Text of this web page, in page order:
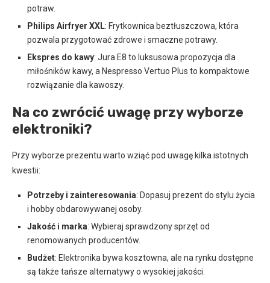
potraw.
Philips Airfryer XXL: Frytkownica beztłuszczowa, która
pozwala przygotować zdrowe i smaczne potrawy.
Ekspres do kawy: Jura E8 to luksusowa propozycja dla
miłośników kawy, a Nespresso Vertuo Plus to kompaktowe
rozwiązanie dla kawoszy.
Na co zwrócić uwagę przy wyborze
elektroniki?
Przy wyborze prezentu warto wziąć pod uwagę kilka istotnych
kwestii:
Potrzeby i zainteresowania: Dopasuj prezent do stylu życia
i hobby obdarowywanej osoby.
Jakość i marka: Wybieraj sprawdzony sprzęt od
renomowanych producentów.
Budżet: Elektronika bywa kosztowna, ale na rynku dostępne
są także tańsze alternatywy o wysokiej jakości.